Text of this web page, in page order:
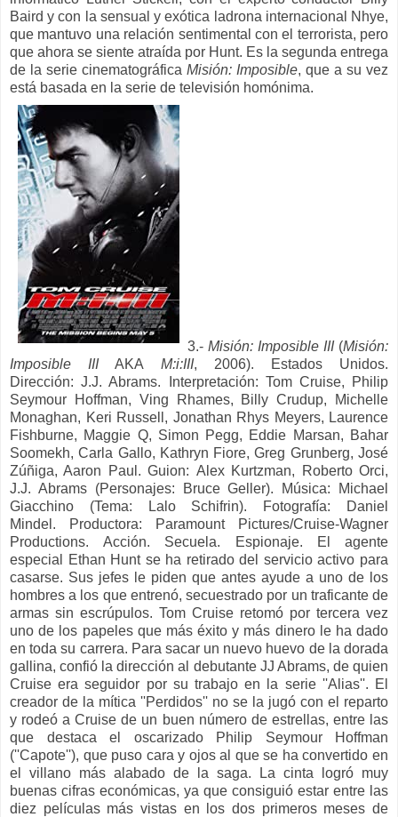
Baird y con la sensual y exótica ladrona internacional Nhye,
que mantuvo una relación sentimental con el terrorista, pero
que ahora se siente atraída por Hunt. Es la segunda entrega
de la serie cinematográfica Misión: Imposible, que a su vez
está basada en la serie de televisión homónima.
3.- Misión: Imposible III(Misión:
Imposible IIIAKA M:i:III, 2006). Estados Unidos.
Dirección: J.J. Abrams. Interpretación: Tom Cruise, Philip
Seymour Hoffman, Ving Rhames, Billy Crudup, Michelle
Monaghan, Keri Russell, Jonathan Rhys Meyers, Laurence
Fishburne, Maggie Q, Simon Pegg, Eddie Marsan, Bahar
Soomekh, Carla Gallo, Kathryn Fiore, Greg Grunberg, José
Zúñiga, Aaron Paul.Guion: Alex Kurtzman, Roberto Orci,
J.J. Abrams (Personajes: Bruce Geller).
Música:
Michael
Giacchino (Tema: Lalo Schifrin).
Fotografía:
Daniel
Mindel.
Productora:
Paramount Pictures/Cruise-Wagner
Productions.Acción. Secuela. Espionaje.
El agente
especial Ethan Hunt se ha retirado del servicio activo para
casarse. Sus jefes le piden que antes ayude a uno de los
hombres a los que entrenó, secuestrado por un traficante de
armas sin escrúpulos. Tom Cruise retomó por tercera vez
uno de los papeles que más éxito y más dinero le ha dado
en toda su carrera. Para sacar un nuevo huevo de la dorada
gallina, confió la dirección al debutante JJ Abrams, de quien
Cruise era seguidor por su trabajo en la serie ''Alias''. El
creador de la mítica ''Perdidos'' no se la jugó con el reparto
y rodeó a Cruise de un buen número de estrellas, entre las
que destaca el oscarizado Philip Seymour Hoffman
(''Capote''), que puso cara y ojos al que se ha convertido en
el villano más alabado de la saga. La cinta logró muy
buenas cifras económicas, ya que consiguió estar entre las
diez películas más vistas en los dos primeros meses de